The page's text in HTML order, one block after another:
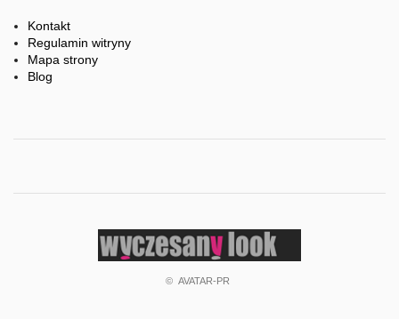
Kontakt
Regulamin witryny
Mapa strony
Blog
fryzjerzy'
©AVATAR-PR